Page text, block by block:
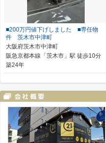
■200万円値下げしました ■専任物
件 茨木市中津町
大阪府茨木市中津町
阪急京都本線「茨木市」駅 徒歩10分
築24年